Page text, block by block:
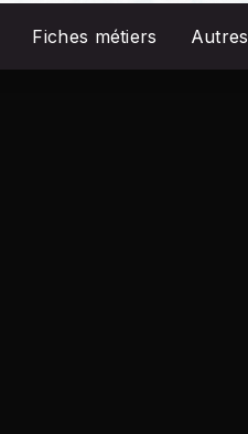
Fiches métiers Autres